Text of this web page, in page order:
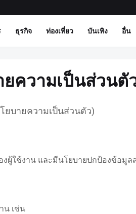
ธุรกิจ ท่องเที่ยว บันเทิง อื่น
ยความเป็นส่วนตั
ยบายความเป็นส่วนตัว)
ผู้ใช้งาน และมีนโยบายปกป้องข้อมู
น เช่น